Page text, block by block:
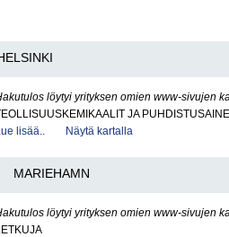
löytyi yrityksen omien www-sivujen
JA
lisää..
Näytä kartalla
MARIEHAMN
löytyi yrityksen omien www-sivujen